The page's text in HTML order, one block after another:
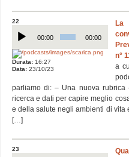
22
Player
00:00 00:00
Durata: 16:27
Data: 23/10/23
n°
a
parliamo di: – Una nuova rubrica
ricerca e dati per capire meglio
e della salute negli ambienti di vita
[…]
23